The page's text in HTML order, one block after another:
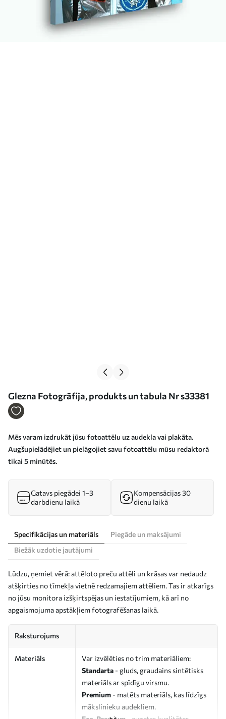
Glezna Fotogrāfija, produkts un tabula Nr s33381
Mēs varam izdrukāt jūsu fotoattēlu uz audekla vai plakāta.
Augšupielādējiet un pielāgojiet savu fotoattēlu mūsu redaktorā
tikai 5 minūtēs.
Gatavs piegādei 1–3
darbdienu laikā
Kompensācijas 30
dienu laikā
Specifikācijas un materiāls
Piegāde un maksājumi
Biežāk uzdotie jautājumi
Lūdzu, ņemiet vērā: attēloto preču attēli un krāsas var nedaudz
atšķirties no tīmekļa vietnē redzamajiem attēliem. Tas ir atkarīgs
no jūsu monitora izšķirtspējas un iestatījumiem, kā arī no
apgaismojuma apstākļiem fotografēšanas laikā.
Raksturojums
Materiāls
Var izvēlēties no trim materiāliem:
Standarta - gluds, graudains sintētisks
materiāls ar spīdīgu virsmu.
Premium - matēts materiāls, kas līdzīgs
mākslinieku audekliem.